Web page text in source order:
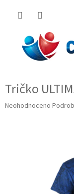
Tričko
Průměrné
Neohodnoceno